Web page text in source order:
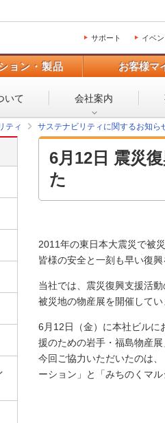
サポート イベ
ョン・製品 お客様マ
いて 会社案内
ティ サステナビリティに関するお知ら
6月12日 震災
た
2011年の東日本大震災で被
皆様の安全と一刻も早い復
当社では、震災復興支援活
被災地の物産展を開催してい
6月12日（金）に本社ビルに
援のための岩手・福島物産展
今回ご協力いただいたのは
ーション」と「みちのくマル